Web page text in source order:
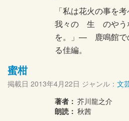
「私は花火の事を
我々の 生 のや
を。」— 鹿鳴館で
る佳編。
蜜柑
掲載日 2013年4月22日 ジャンル： 文
著者： 芥川龍之介
朗読： 秋茜